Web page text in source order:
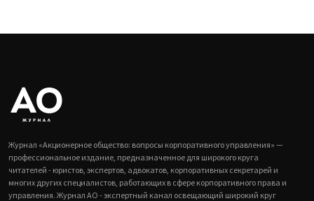
Журнал «Акционерное общество: вопросы корпоративного управления» —
профессиональное издание, предназначенное для широкого круга
читателей - юристов, экспертов, адвокатов, корпоративных секретарей и
многих других специалистов, работающих в сфере корпоративного права и
управления. Журнал АО - экспертный канал освещающий широкий круг